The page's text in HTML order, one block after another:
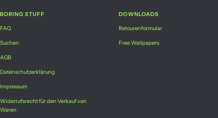
BORING STUFF
FAQ
Suchen
AGB
Datenschutzerklärung
Impressum
Widerrufsrecht für den Verkauf von
Waren
DOWNLOADS
Retourenformular
Free Wallpapers